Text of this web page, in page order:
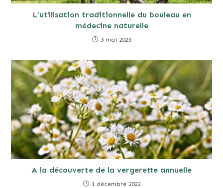
L’utilisation traditionnelle du bouleau en
médecine naturelle
3 mai 2023
A la découverte de la vergerette annuelle
1 décembre 2022